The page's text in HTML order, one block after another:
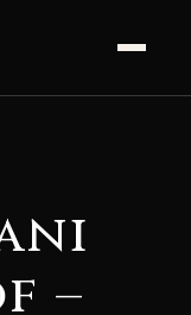
–